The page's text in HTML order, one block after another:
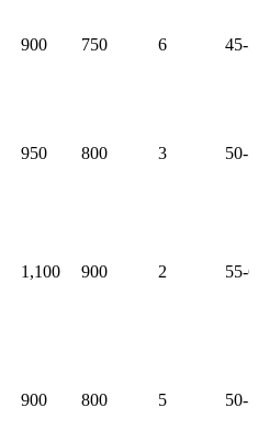
900 750 6 45-
950 800 3 50-
1,100 900 2 55-
900 800 5 50-